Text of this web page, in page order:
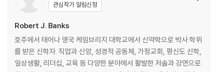
역자 후기
관심작가 알림신청
Robert J. Banks
호주에서 태어나 영국 케임브리지 대학교에서 신약학으로 박사 학위
를 받은 신학자. 직업과 신앙, 성경적 공동체, 가정교회, 평신도 신학,
일상생활, 리더십, 교육 등 다양한 분야에서 활발한 저술과 강연으로